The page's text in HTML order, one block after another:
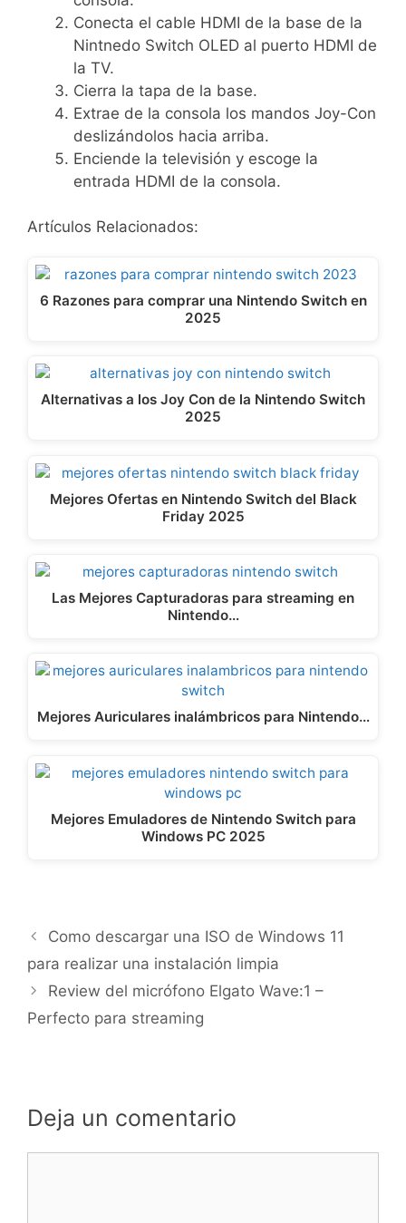
Conecta el cable HDMI de la base de la
Nintnedo Switch OLED al puerto HDMI de
la TV.
Cierra la tapa de la base.
Extrae de la consola los mandos Joy-Con
deslizándolos hacia arriba.
Enciende la televisión y escoge la
entrada HDMI de la consola.
Artículos Relacionados:
6 Razones para comprar una Nintendo Switch en
2025
Alternativas a los Joy Con de la Nintendo Switch
2025
Mejores Ofertas en Nintendo Switch del Black
Friday 2025
Las Mejores Capturadoras para streaming en
Nintendo…
Mejores Auriculares inalámbricos para Nintendo…
Mejores Emuladores de Nintendo Switch para
Windows PC 2025
Como descargar una ISO de Windows 11
para realizar una instalación limpia
Review del micrófono Elgato Wave:1 –
Perfecto para streaming
Deja un comentario